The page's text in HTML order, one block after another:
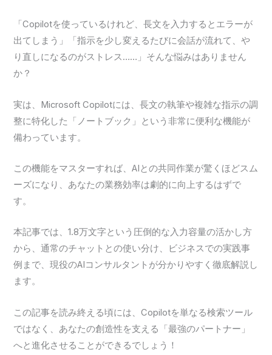
「Copilotを使っているけれど、長文を入力するとエラーが
出てしまう」「指示を少し変えるたびに会話が流れて、や
り直しになるのがストレス……」そんな悩みはありません
か？
実は、Microsoft Copilotには、長文の執筆や複雑な指示の調
整に特化した「ノートブック」という非常に便利な機能が
備わっています。
この機能をマスターすれば、AIとの共同作業が驚くほどスム
ーズになり、あなたの業務効率は劇的に向上するはずで
す。
本記事では、1.8万文字という圧倒的な入力容量の活かし方
から、通常のチャットとの使い分け、ビジネスでの実践事
例まで、現役のAIコンサルタントが分かりやすく徹底解説し
ます。
この記事を読み終える頃には、Copilotを単なる検索ツール
ではなく、あなたの創造性を支える「最強のパートナー」
へと進化させることができるでしょう！